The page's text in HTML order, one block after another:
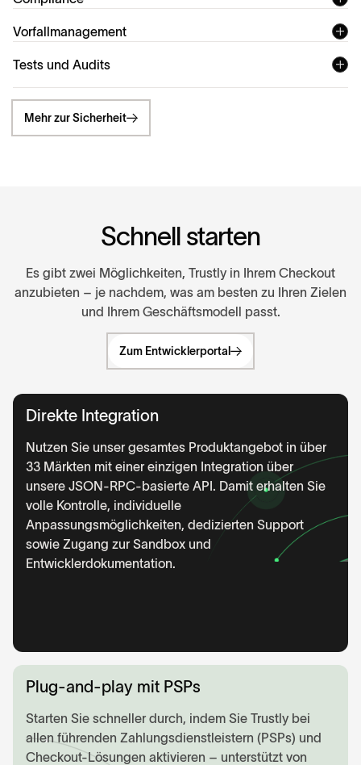
Vorfallmanagement
Tests und Audits
Mehr zur Sicherheit
Schnell starten
Es gibt zwei Möglichkeiten, Trustly in Ihrem Checkout
anzubieten – je nachdem, was am besten zu Ihren Zielen
und Ihrem Geschäftsmodell passt.
Zum Entwicklerportal
Direkte Integration
Nutzen Sie unser gesamtes Produktangebot in über
33 Märkten mit einer einzigen Integration über
unsere JSON-RPC-basierte API. Damit erhalten Sie
volle Kontrolle, individuelle
Anpassungsmöglichkeiten, dedizierten Support
sowie Zugang zur Sandbox und
Entwicklerdokumentation.
Plug-and-play mit PSPs
Starten Sie schneller durch, indem Sie Trustly bei
allen führenden Zahlungsdienstleistern (PSPs) und
Checkout-Lösungen aktivieren – unterstützt von